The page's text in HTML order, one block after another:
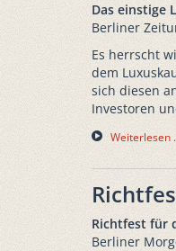
Das einstige
Berliner
Es herrscht
dem
sich diesen
Investoren
Weiterlesen
Richtfest für
Berliner